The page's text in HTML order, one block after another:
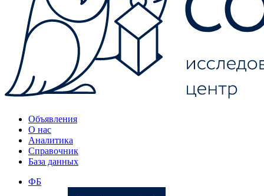
Объявления
О нас
Аналитика
Справочник
База данных
ФБ